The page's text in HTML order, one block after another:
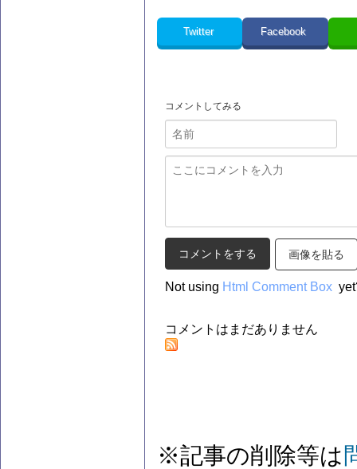
Twitter Facebook
コメントしてみる
画像を貼る
Not using Html Comment Box
コメントはまだありません
※記事の削除等は